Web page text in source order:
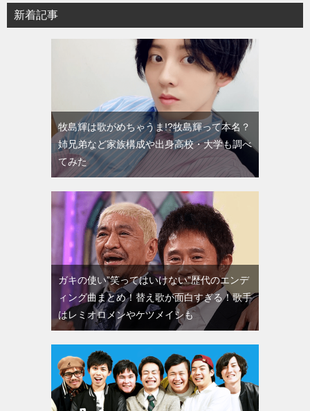
新着記事
牧島輝は歌がめちゃうま!?牧島輝って本名？
姉兄弟など家族構成や出身高校・大学も調べ
てみた
ガキの使い”笑ってはいけない”歴代のエンデ
ィング曲まとめ！替え歌が面白すぎる！歌手
はレミオロメンやケツメイシも